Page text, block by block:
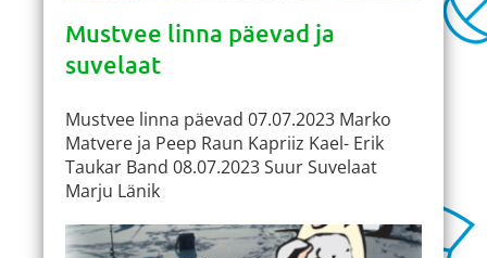
Mustvee linna päevad ja
suvelaat
Mustvee linna päevad 07.07.2023 Marko
Matvere ja Peep Raun Kapriiz Kael- Erik
Taukar Band 08.07.2023 Suur Suvelaat
Marju Länik